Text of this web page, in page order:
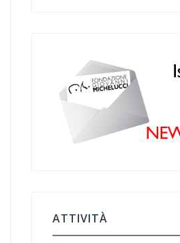
b
o
o
a
m
n
ATTIVITÀ